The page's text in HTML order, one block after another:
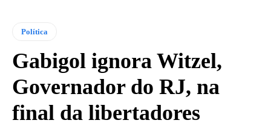
Política
Gabigol ignora Witzel,
Governador do RJ, na
final da libertadores